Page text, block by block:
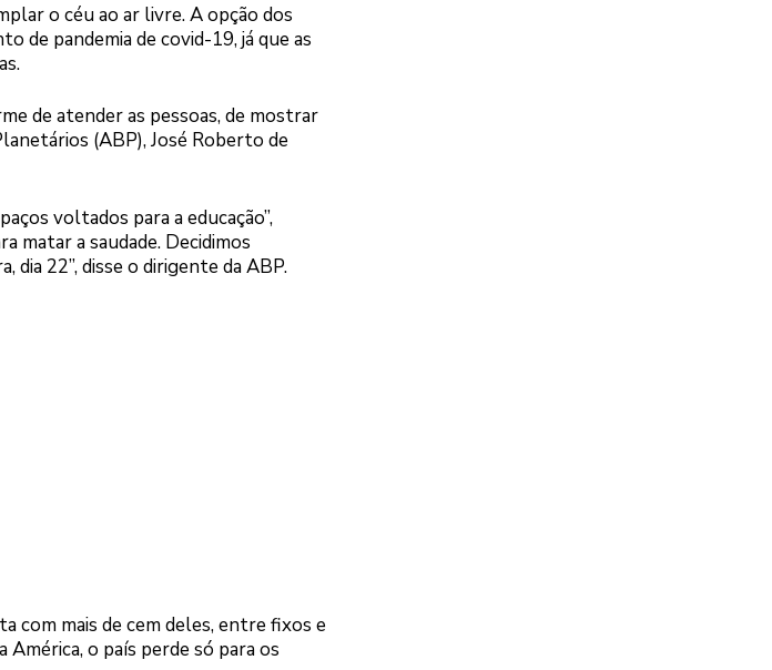
o céu ao ar livre. A opção dos
de pandemia de covid-19, já que as
de atender as pessoas, de mostrar
(ABP), José Roberto de
voltados para a educação”,
matar a saudade. Decidimos
22”, disse o dirigente da ABP.
com mais de cem deles, entre fixos e
o país perde só para os